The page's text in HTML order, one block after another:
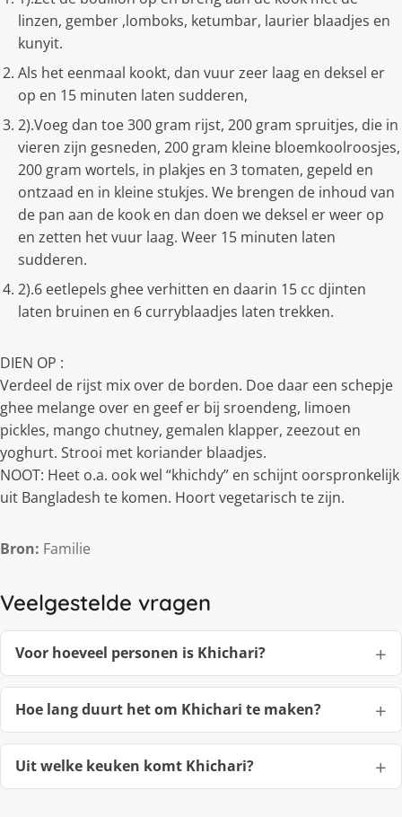
linzen, gember ,lomboks, ketumbar, laurier blaadjes en
kunyit.
Als het eenmaal kookt, dan vuur zeer laag en deksel er
op en 15 minuten laten sudderen,
2).Voeg dan toe 300 gram rijst, 200 gram spruitjes, die in
vieren zijn gesneden, 200 gram kleine bloemkoolroosjes,
200 gram wortels, in plakjes en 3 tomaten, gepeld en
ontzaad en in kleine stukjes. We brengen de inhoud van
de pan aan de kook en dan doen we deksel er weer op
en zetten het vuur laag. Weer 15 minuten laten
sudderen.
2).6 eetlepels ghee verhitten en daarin 15 cc djinten
laten bruinen en 6 curryblaadjes laten trekken.
DIEN OP :
Verdeel de rijst mix over de borden. Doe daar een schepje
ghee melange over en geef er bij sroendeng, limoen
pickles, mango chutney, gemalen klapper, zeezout en
yoghurt. Strooi met koriander blaadjes.
NOOT: Heet o.a. ook wel “khichdy” en schijnt oorspronkelijk
uit Bangladesh te komen. Hoort vegetarisch te zijn.
Bron: Familie
Veelgestelde vragen
Voor hoeveel personen is Khichari?
Hoe lang duurt het om Khichari te maken?
Uit welke keuken komt Khichari?